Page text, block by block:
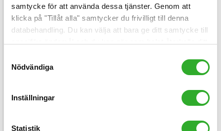
samtycke för att använda dessa tjänster. Genom att
klicka på "Tillåt alla" samtycker du frivilligt till denna
databehandling. Du kan välja att bara ge ditt samtycke till
Nödvändiga
Inställningar
Statistik
LightAir CellFlow